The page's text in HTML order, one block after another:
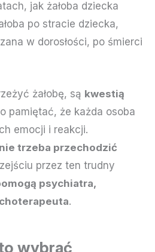
jak żałoba dziecka
po stracie dziecka,
w dorosłości, po śmierci
żałobę, są kwestią
pamiętać, że każda osoba
emocji i reakcji.
trzeba przechodzić
przez ten trudny
psychiatra,
.
wybrać